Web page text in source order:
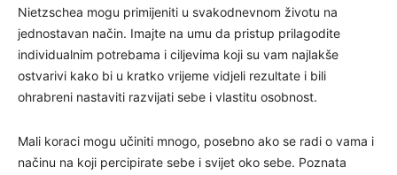
Nietzschea mogu primijeniti u svakodnevnom životu na
jednostavan način. Imajte na umu da pristup prilagodite
individualnim potrebama i ciljevima koji su vam najlakše
ostvarivi kako bi u kratko vrijeme vidjeli rezultate i bili
ohrabreni nastaviti razvijati sebe i vlastitu osobnost.
Mali koraci mogu učiniti mnogo, posebno ako se radi o vama i
načinu na koji percipirate sebe i svijet oko sebe. Poznata